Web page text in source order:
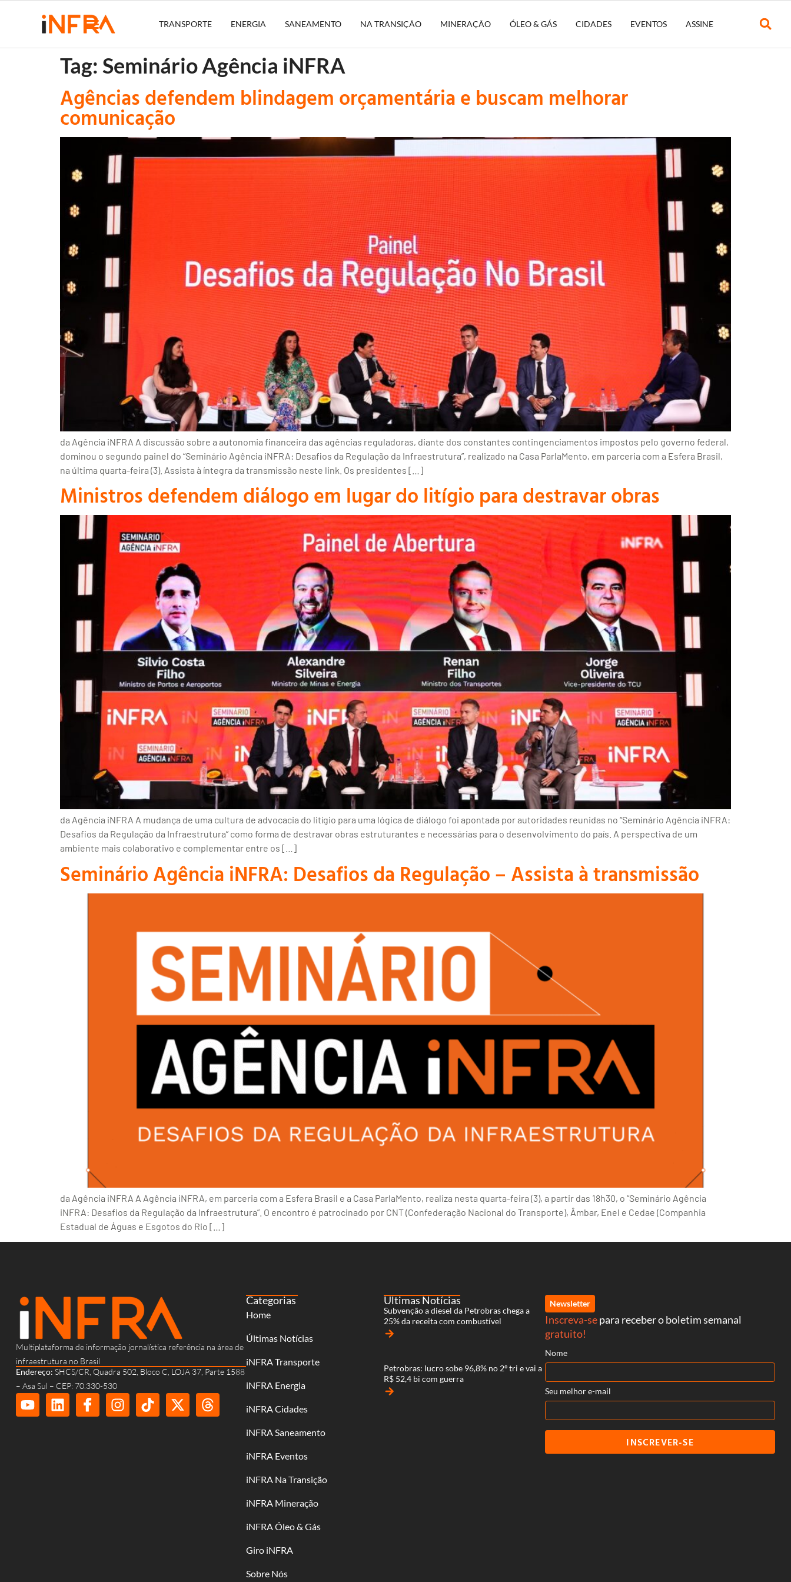
TRANSPORTE ENERGIA SANEAMENTO NA TRANSIÇÃO MINERAÇÃO ÓLEO & GÁS CIDADES EVENTOS ASSINE
Tag: Seminário Agência iNFRA
Agências defendem blindagem orçamentária e buscam melhorar
comunicação
da Agência iNFRA A discussão sobre a autonomia financeira das agências reguladoras, diante dos constantes contingenciamentos impostos pelo governo federal,
dominou o segundo painel do “Seminário Agência iNFRA: Desafios da Regulação da Infraestrutura”, realizado na Casa ParlaMento, em parceria com a Esfera Brasil,
na última quarta-feira (3). Assista à íntegra da transmissão neste link. Os presidentes […]
Ministros defendem diálogo em lugar do litígio para destravar obras
da Agência iNFRA A mudança de uma cultura de advocacia do litígio para uma lógica de diálogo foi apontada por autoridades reunidas no “Seminário Agência iNFRA:
Desafios da Regulação da Infraestrutura” como forma de destravar obras estruturantes e necessárias para o desenvolvimento do país. A perspectiva de um
ambiente mais colaborativo e complementar entre os […]
Seminário Agência iNFRA: Desafios da Regulação – Assista à transmissão
da Agência iNFRA A Agência iNFRA, em parceria com a Esfera Brasil e a Casa ParlaMento, realiza nesta quarta-feira (3), a partir das 18h30, o “Seminário Agência
iNFRA: Desafios da Regulação da Infraestrutura”. O encontro é patrocinado por CNT (Confederação Nacional do Transporte), Âmbar, Enel e Cedae (Companhia
Estadual de Águas e Esgotos do Rio […]
Multiplataforma de informação jornalística referência na área de
infraestrutura no Brasil
Endereço: SHCS/CR, Quadra 502, Bloco C, LOJA 37, Parte 1588
– Asa Sul – CEP: 70.330-530
Categorias
Home
Últimas Notícias
iNFRA Transporte
iNFRA Energia
iNFRA Cidades
iNFRA Saneamento
iNFRA Eventos
iNFRA Na Transição
iNFRA Mineração
iNFRA Óleo & Gás
Giro iNFRA
Sobre Nós
Últimas Notícias
Subvenção a diesel da Petrobras chega a
25% da receita com combustível
arrow_forward
Petrobras: lucro sobe 96,8% no 2º tri e vai a
R$ 52,4 bi com guerra
arrow_forward
Newsletter
Inscreva-separa receber o boletim semanal
gratuito!
Nome
Seu melhor e-mail
INSCREVER-SE